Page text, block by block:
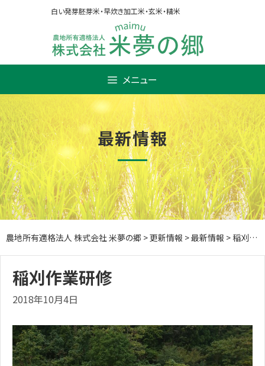
白い発芽胚芽米・早炊き加工米・玄米・精米
メニュー
最新情報
農地所有適格法人 株式会社 米夢の郷 >更新情報 >最新情報 > 稲刈作業研修
稲刈作業研修
2018年10月4日